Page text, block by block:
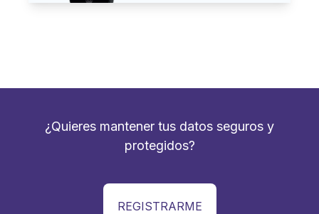
¿Quieres mantener tus datos seguros y
protegidos?
REGISTRARME